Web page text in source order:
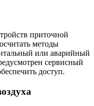
приточной
методы
или аварийный
сервисный
доступ.